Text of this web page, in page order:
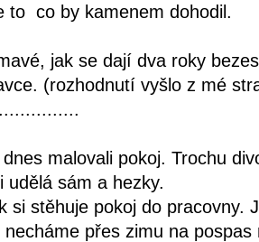
to co by kamenem dohodil.
jak se dají dva roky
(rozhodnutí vyšlo z mé
dnes malovali pokoj. Trochu
udělá sám a hezky.
si stěhuje pokoj do pracovny.
necháme přes zimu na